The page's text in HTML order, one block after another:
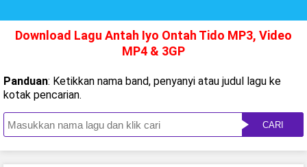
Download Lagu Antah Iyo Ontah Tido MP3, Video
MP4 & 3GP
Panduan: Ketikkan nama band, penyanyi atau judul lagu ke
kotak pencarian.
CARI